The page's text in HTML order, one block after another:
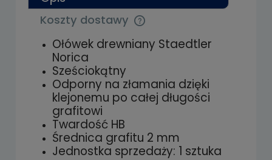
Koszty dostawy
Cena nie zawiera ewentualnych kosztów
płatności
Ołówek drewniany Staedtler
Norica
Sześciokątny
Odporny na złamania dzięki
klejonemu po całej długości
grafitowi
Twardość HB
Średnica grafitu 2 mm
Jednostka sprzedaży: 1 sztuka